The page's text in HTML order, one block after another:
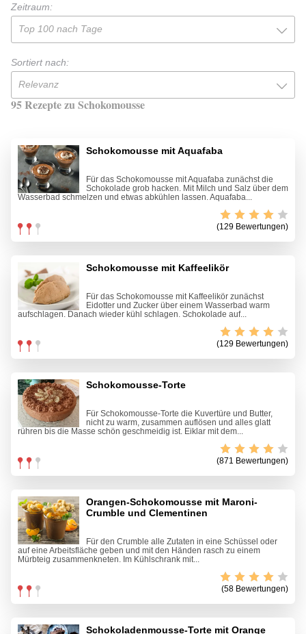
Zeitraum:
Top 100 nach Tage
Sortiert nach:
Relevanz
95 Rezepte zu Schokomousse
Schokomousse mit Aquafaba
Für das Schokomousse mit Aquafaba zunächst die
Schokolade grob hacken. Mit Milch und Salz über dem
Wasserbad schmelzen und etwas abkühlen lassen. Aquafaba...
(129 Bewertungen)
Schokomousse mit Kaffeelikör
Für das Schokomousse mit Kaffeelikör zunächst
Eidotter und Zucker über einem Wasserbad warm
aufschlagen. Danach wieder kühl schlagen. Schokolade auf...
(129 Bewertungen)
Schokomousse-Torte
Für Schokomousse-Torte die Kuvertüre und Butter,
nicht zu warm, zusammen auflösen und alles glatt
rühren bis die Masse schön geschmeidig ist. Eiklar mit dem...
(871 Bewertungen)
Orangen-Schokomousse mit Maroni-
Crumble und Clementinen
Für den Crumble alle Zutaten in eine Schüssel oder
auf eine Arbeitsfläche geben und mit den Händen rasch zu einem
Mürbteig zusammenkneten. Im Kühlschrank mit...
(58 Bewertungen)
Schokoladenmousse-Torte mit Orange